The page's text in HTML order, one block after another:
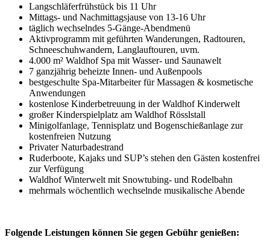
Langschläferfrühstück bis 11 Uhr
Mittags- und Nachmittagsjause von 13-16 Uhr
täglich wechselndes 5-Gänge-Abendmenü
Aktivprogramm mit geführten Wanderungen, Radtouren,
Schneeschuhwandern, Langlauftouren, uvm.
4.000 m² Waldhof Spa mit Wasser- und Saunawelt
7 ganzjährig beheizte Innen- und Außenpools
bestgeschulte Spa-Mitarbeiter für Massagen & kosmetische
Anwendungen
kostenlose Kinderbetreuung in der Waldhof Kinderwelt
großer Kinderspielplatz am Waldhof Rösslstall
Minigolfanlage, Tennisplatz und Bogenschießanlage zur
kostenfreien Nutzung
Privater Naturbadestrand
Ruderboote, Kajaks und SUP’s stehen den Gästen kostenfrei
zur Verfügung
Waldhof Winterwelt mit Snowtubing- und Rodelbahn
mehrmals wöchentlich wechselnde musikalische Abende
Folgende Leistungen können Sie gegen Gebühr genießen: